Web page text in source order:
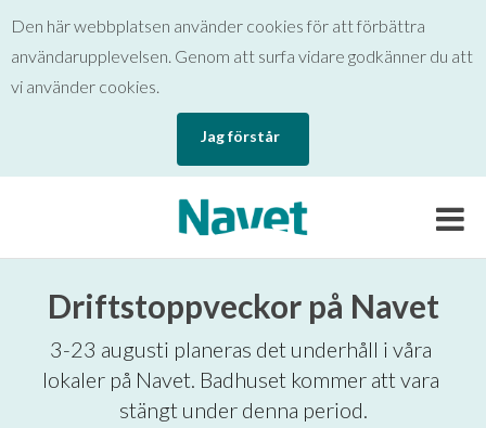
Den här webbplatsen använder cookies för att förbättra
användarupplevelsen. Genom att surfa vidare godkänner du att
vi använder cookies.
Jag förstår
Driftstoppveckor på Navet
3-23 augusti planeras det underhåll i våra
lokaler på Navet. Badhuset kommer att vara
stängt under denna period.